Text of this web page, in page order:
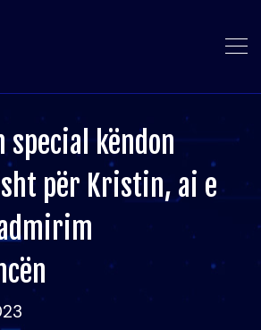
special këndon
për Kristin, ai e